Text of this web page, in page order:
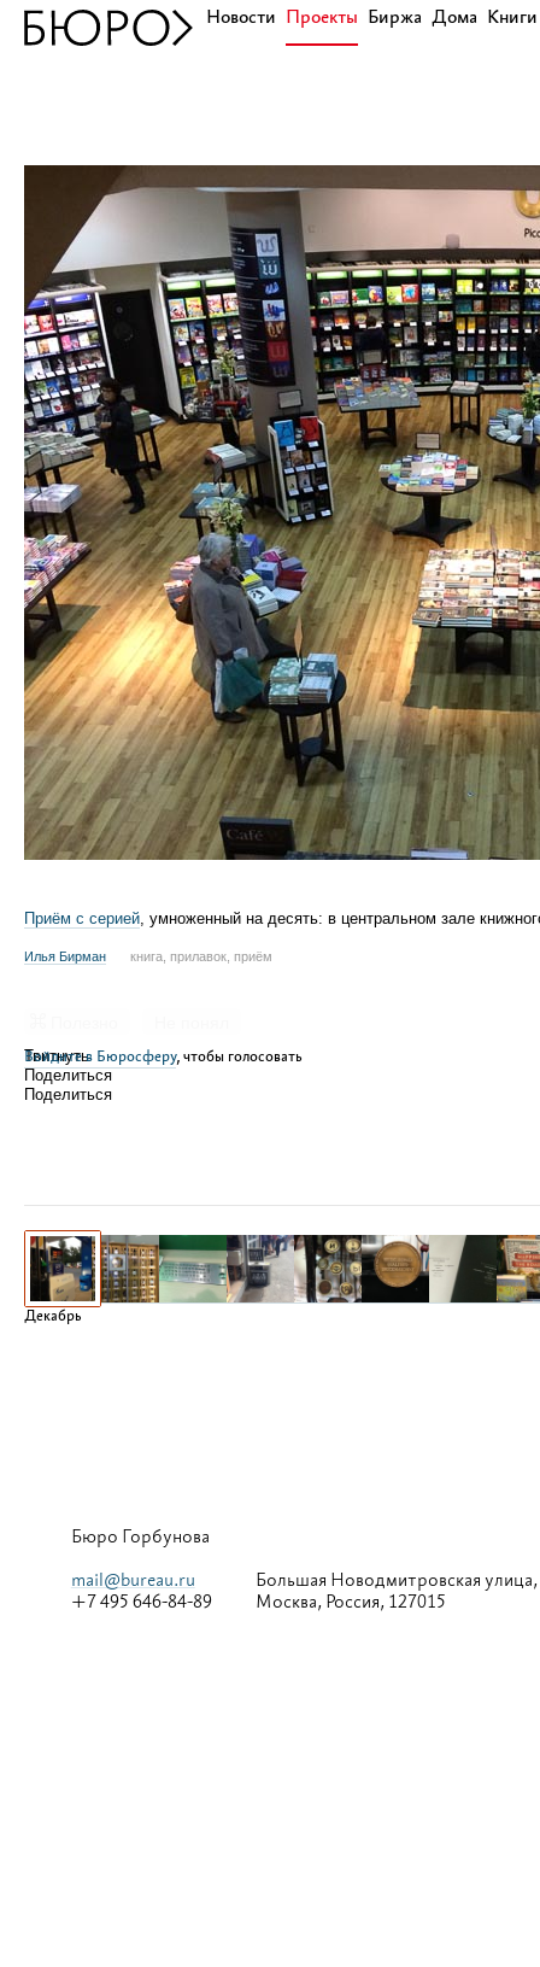
Новости Проекты Биржа Дома Книги
Приём с серией, умноженный на десять: в центральном зале
Илья Бирман книга, прилавок, приём
Войдите в Бюросферу, чтобы голосовать
Твитнуть
Поделиться
Поделиться
Декабрь
Бюро Горбунова
mail@bureau.ru
+7 495 646-84-89
Большая Новодмитровская улица,
Москва, Россия, 127015